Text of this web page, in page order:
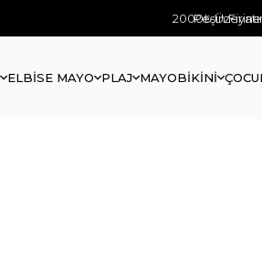
Peşin
2000₺
ELBİSE MAYO PLAJ MAYOBİKİNİ